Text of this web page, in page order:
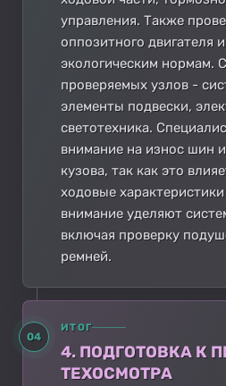
управления. Также
оппозитного двигателя
экологическим нормам.
проверяемых узлов -
элементы подвески,
светотехника.
внимание на износ шин
кузова, так как это
ходовые
внимание уделяют
включая проверку
ремней.
04
ИТОГ
4. ПОДГОТОВКА К
ТЕХОСМОТРА